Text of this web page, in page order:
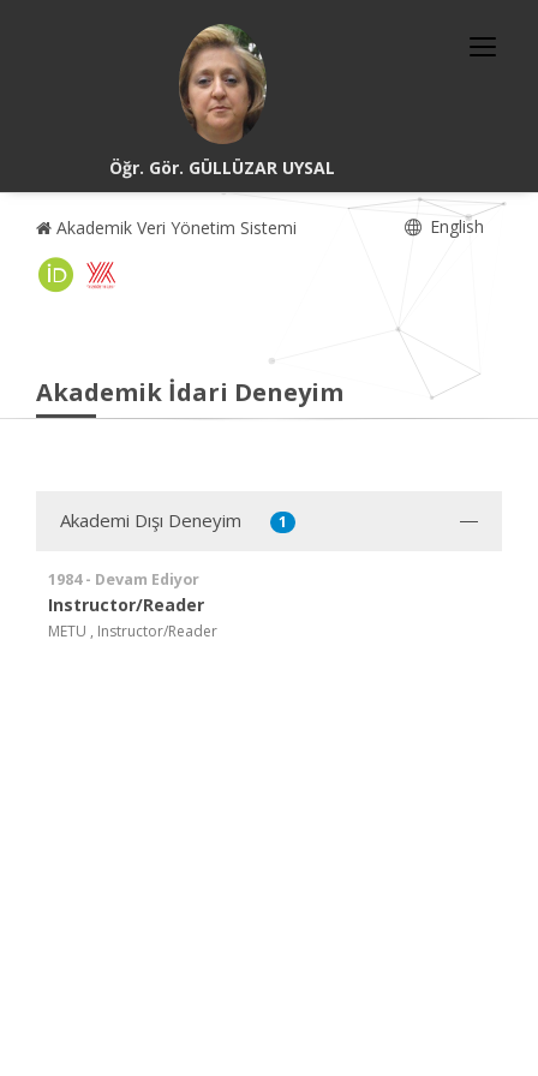
Öğr. Gör. GÜLLÜZAR UYSAL
Akademik Veri Yönetim Sistemi English
Akademik İdari Deneyim
Akademi Dışı Deneyim 1
1984 - Devam Ediyor
Instructor/Reader
METU , Instructor/Reader